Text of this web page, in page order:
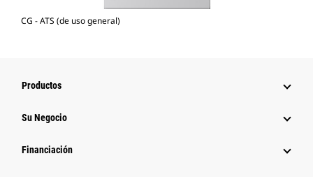
CG - ATS (de uso general)
Productos
Su Negocio
Financiación